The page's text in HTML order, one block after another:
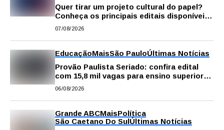
Quer tirar um projeto cultural do papel?
Conheça os principais editais disponíveis
em São Paulo
07/08/2026
EducaçãoMaisSão PauloÚltimas Notícias
Provão Paulista Seriado: confira edital
com 15,8 mil vagas para ensino superior
público
06/08/2026
Grande ABCMaisPolítica
São Caetano Do SulÚltimas Notícias